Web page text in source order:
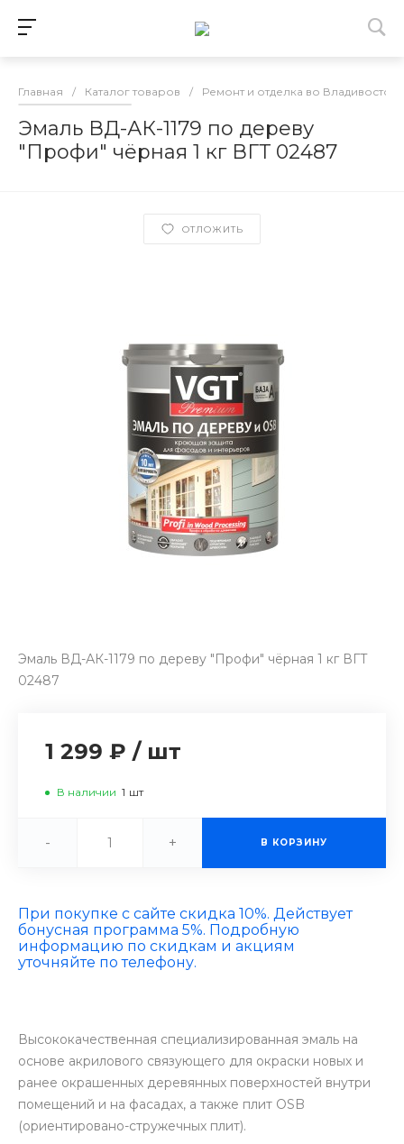
Главная / Каталог товаров / Ремонт и отделка во Владивостоке
Эмаль ВД-АК-1179 по дереву
"Профи" чёрная 1 кг ВГТ 02487
ОТЛОЖИТЬ
Эмаль ВД-АК-1179 по дереву "Профи" чёрная 1 кг ВГТ
02487
1 299 ₽ / шт
В наличии 1 шт
- + В КОРЗИНУ
При покупке с сайте скидка 10%. Действует
бонусная программа 5%. Подробную
информацию по скидкам и акциям
уточняйте по телефону.
Высококачественная специализированная эмаль на
основе акрилового связующего для окраски новых и
ранее окрашенных деревянных поверхностей внутри
помещений и на фасадах, а также плит OSB
(ориентировано-стружечных плит).